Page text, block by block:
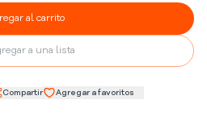
al carrito
a una lista
Compartir Agregar a favoritos